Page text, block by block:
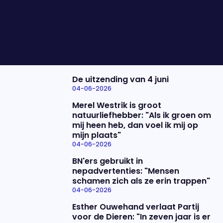
De uitzending van 4 juni
04-06-2026
Merel Westrik is groot
natuurliefhebber: "Als ik groen om
mij heen heb, dan voel ik mij op
mijn plaats"
04-06-2026
BN'ers gebruikt in
nepadvertenties: "Mensen
schamen zich als ze erin trappen"
04-06-2026
Esther Ouwehand verlaat Partij
voor de Dieren: "In zeven jaar is er